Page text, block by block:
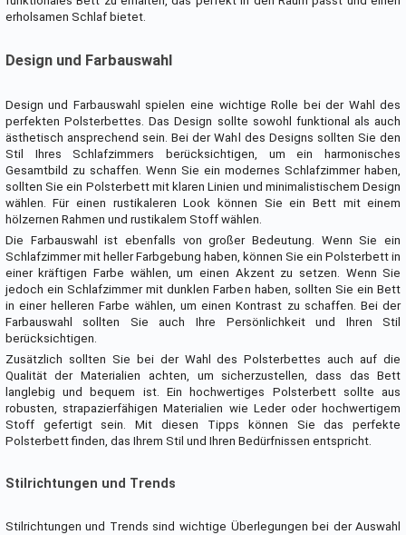
erholsamen Schlaf bietet.
Design und Farbauswahl
Design und Farbauswahl spielen eine wichtige Rolle bei der Wahl des
perfekten Polsterbettes. Das Design sollte sowohl funktional als auch
ästhetisch ansprechend sein. Bei der Wahl des Designs sollten Sie den
Stil Ihres Schlafzimmers berücksichtigen, um ein harmonisches
Gesamtbild zu schaffen. Wenn Sie ein modernes Schlafzimmer haben,
sollten Sie ein Polsterbett mit klaren Linien und minimalistischem Design
wählen. Für einen rustikaleren Look können Sie ein Bett mit einem
hölzernen Rahmen und rustikalem Stoff wählen.
Die Farbauswahl ist ebenfalls von großer Bedeutung. Wenn Sie ein
Schlafzimmer mit heller Farbgebung haben, können Sie ein Polsterbett in
einer kräftigen Farbe wählen, um einen Akzent zu setzen. Wenn Sie
jedoch ein Schlafzimmer mit dunklen Farben haben, sollten Sie ein Bett
in einer helleren Farbe wählen, um einen Kontrast zu schaffen. Bei der
Farbauswahl sollten Sie auch Ihre Persönlichkeit und Ihren Stil
berücksichtigen.
Zusätzlich sollten Sie bei der Wahl des Polsterbettes auch auf die
Qualität der Materialien achten, um sicherzustellen, dass das Bett
langlebig und bequem ist. Ein hochwertiges Polsterbett sollte aus
robusten, strapazierfähigen Materialien wie Leder oder hochwertigem
Stoff gefertigt sein. Mit diesen Tipps können Sie das perfekte
Polsterbett finden, das Ihrem Stil und Ihren Bedürfnissen entspricht.
Stilrichtungen und Trends
Stilrichtungen und Trends sind wichtige Überlegungen bei der Auswahl